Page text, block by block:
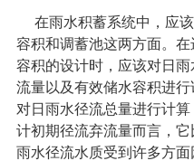
在雨水积蓄系统中，应
容积和调蓄池这两方面。
容积的设计时，应该对日
流量以及有效储水容积进
对日雨水径流总量进行计
计初期径流弃流量而言，
雨水径流水质受到许多方